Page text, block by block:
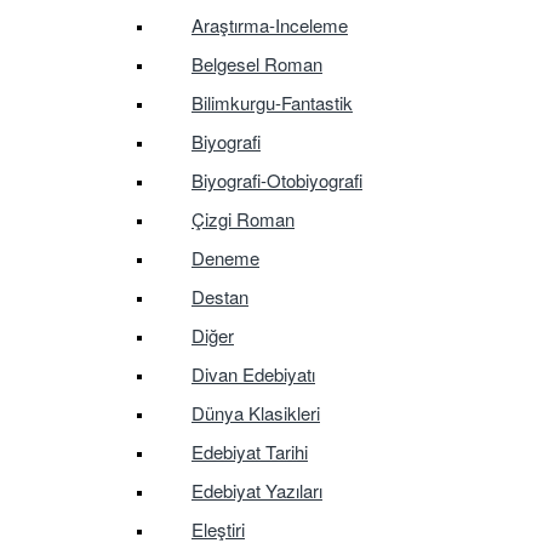
Araştırma-Inceleme
Belgesel Roman
Bilimkurgu-Fantastik
Biyografi
Biyografi-Otobiyografi
Çizgi Roman
Deneme
Destan
Diğer
Divan Edebiyatı
Dünya Klasikleri
Edebiyat Tarihi
Edebiyat Yazıları
Eleştiri